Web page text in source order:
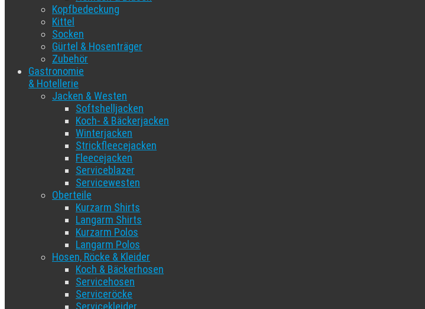
Kopfbedeckung
Kittel
Socken
Gürtel & Hosenträger
Zubehör
Gastronomie
& Hotellerie
Jacken & Westen
Softshelljacken
Koch- & Bäckerjacken
Winterjacken
Strickfleecejacken
Fleecejacken
Serviceblazer
Servicewesten
Oberteile
Kurzarm Shirts
Langarm Shirts
Kurzarm Polos
Langarm Polos
Hosen, Röcke & Kleider
Koch & Bäckerhosen
Servicehosen
Serviceröcke
Servicekleider